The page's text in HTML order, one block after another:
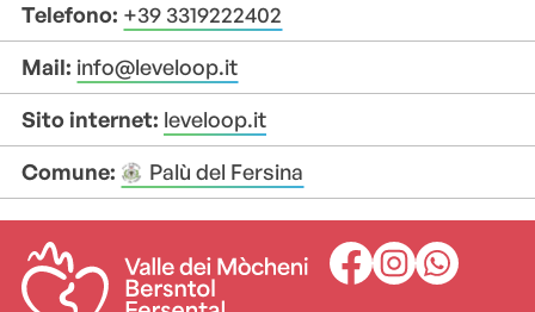
Telefono: +39 3319222402
Mail: info@leveloop.it
Sito internet: leveloop.it
Comune:
Palù del Fersina
–
–